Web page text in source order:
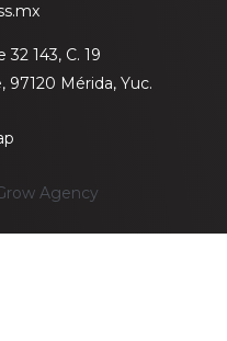
143, C. 19
Mérida, Yuc.
Agency